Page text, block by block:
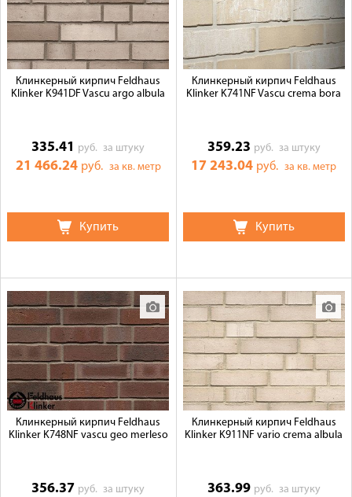
Клинкерный кирпич Feldhaus
Klinker K941DF Vascu argo albula
335.41 руб.за штуку
21 466.24 руб. за кв. метр
Купить
Клинкерный кирпич Feldhaus
Klinker K741NF Vascu crema bora
359.23 руб. за штуку
17 243.04 руб.за кв. метр
Купить
Клинкерный кирпич Feldhaus
Klinker K748NF vascu geo merleso
356.37 руб.за штуку
Клинкерный кирпич Feldhaus
Klinker K911NF vario crema albula
363.99 руб. за штуку